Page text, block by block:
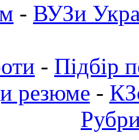
- ВУЗи
- Підбір
резюме -